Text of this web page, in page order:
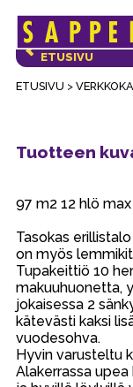
ETUSIVU >
ETUSIVU
Tuotteen
97 m2 12 hlö max
Tasokas
on myös
Tupakeittiö 10
makuuhuonetta,
jokaisessa 2
kätevästi kaksi
vuodesohva.
Hyvin varusteltu
Alakerrassa